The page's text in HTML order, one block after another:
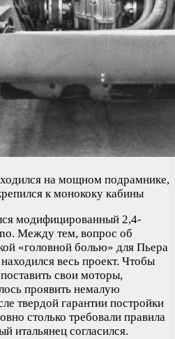
на мощном подрамнике,
к монококу кабины
модифицированный 2,4-
Между тем, вопрос об
«головной болью» для Пьера
весь проект. Чтобы
свои моторы,
проявить немалую
твердой гарантии постройки
столько требовали правила
итальянец согласился.